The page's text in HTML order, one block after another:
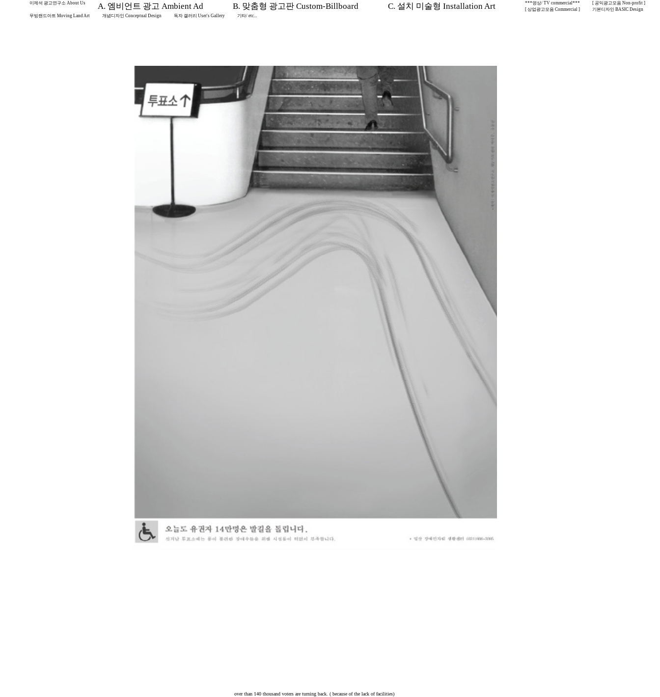
이제석 광고연구소 About Us A. 엠비언트 광고 Ambient Ad B. 맞춤형 광고판 Custom-Billboard C. 설치 미술형 Installation Art ***영상/ TV commercial***
[ 공익광고모음 Non-profit ]
[ 상업광고모음 Commercial ]
기본디자인 BASIC Design
무빙랜드아트 Moving Land Art
개념디자인 Conceptual Design 독자 갤러리 User's Gallery 기타/ etc...
over than 140 thousand voters are turning back. ( because of the lack of facilities)